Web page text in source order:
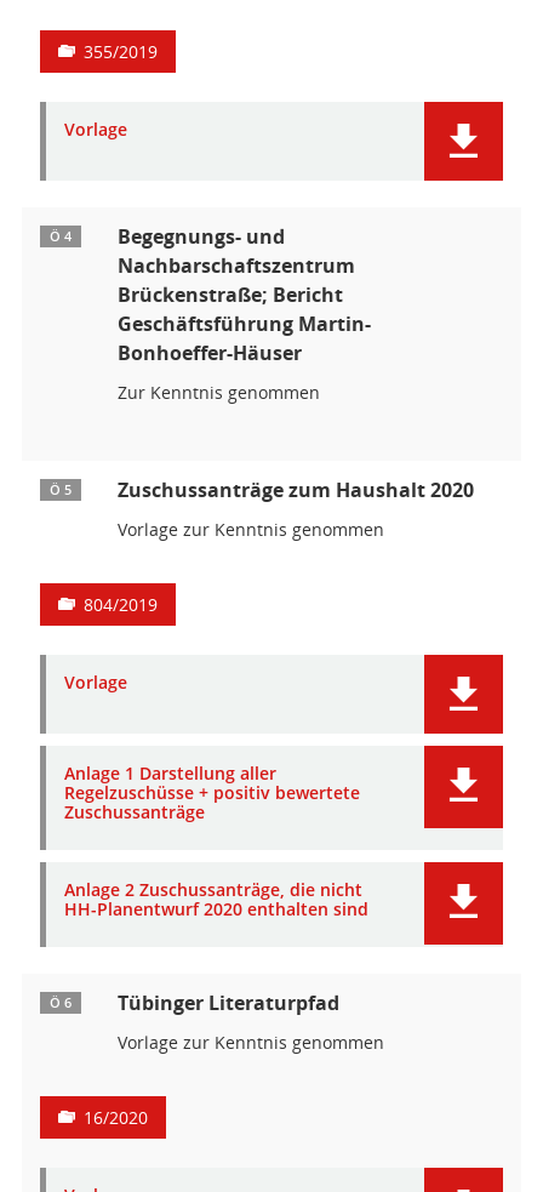
355/2019
Vorlage
Ö 4
Begegnungs- und
Nachbarschaftszentrum
Brückenstraße; Bericht
Geschäftsführung Martin-
Bonhoeffer-Häuser
Zur Kenntnis genommen
Ö 5 Zuschussanträge zum Haushalt 2020
Vorlage zur Kenntnis genommen
804/2019
Vorlage
Anlage 1 Darstellung aller
Regelzuschüsse + positiv bewertete
Zuschussanträge
Anlage 2 Zuschussanträge, die nicht
HH-Planentwurf 2020 enthalten sind
Ö 6 Tübinger Literaturpfad
Vorlage zur Kenntnis genommen
16/2020